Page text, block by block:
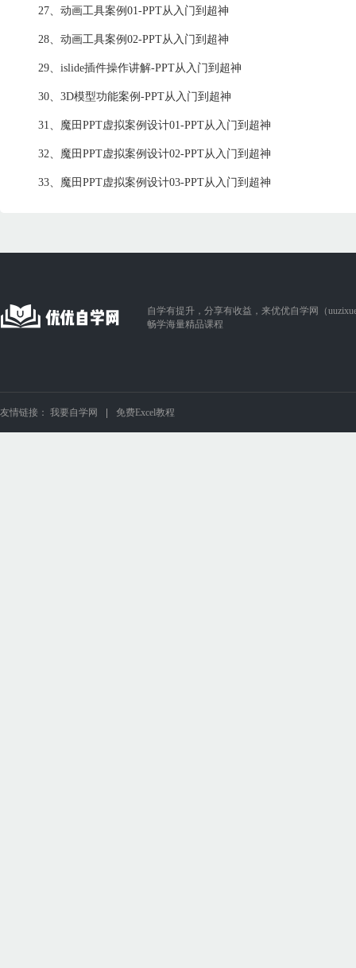
27、动画工具案例01-PPT从入门到超神
28、动画工具案例02-PPT从入门到超神
29、islide插件操作讲解-PPT从入门到超神
30、3D模型功能案例-PPT从入门到超神
31、魔田PPT虚拟案例设计01-PPT从入门到超神
32、魔田PPT虚拟案例设计02-PPT从入门到超神
33、魔田PPT虚拟案例设计03-PPT从入门到超神
自学有提升，分享有收益，来优优自学网（
畅学海量精品课程
友情链接： 我要自学网 免费Excel教程